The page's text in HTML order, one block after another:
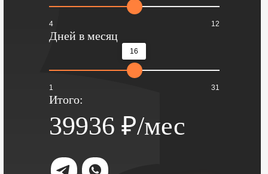
4 12
Дней в месяц
16
1 31
Итого:
39936 ₽/мес